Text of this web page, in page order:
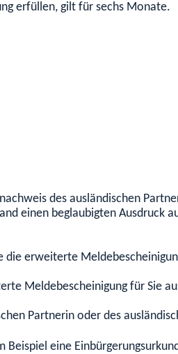
erfüllen, gilt für sechs Monate.
des ausländischen
einen beglaubigten Ausdruck
erweiterte
Meldebescheinigung für Sie
Partnerin oder des
Beispiel eine